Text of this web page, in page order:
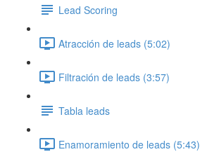
Lead Scoring
Atracción de leads (5:02)
Filtración de leads (3:57)
Tabla leads
Enamoramiento de leads (5:43)